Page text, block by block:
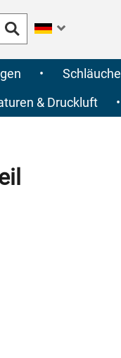
• Schläuche
& Druckluft •